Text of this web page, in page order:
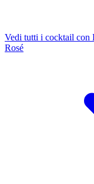
Vedi tutti i cocktail con
Rosé